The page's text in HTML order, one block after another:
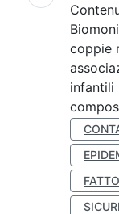
coppie
infantili